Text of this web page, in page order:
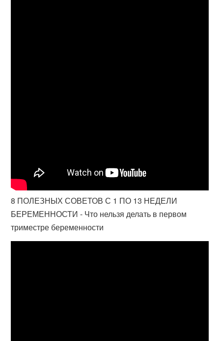
8 ПОЛЕЗНЫХ СОВЕТОВ С 1 ПО 13 НЕДЕЛИ
БЕРЕМЕННОСТИ - Что нельзя делать в первом
триместре беременности